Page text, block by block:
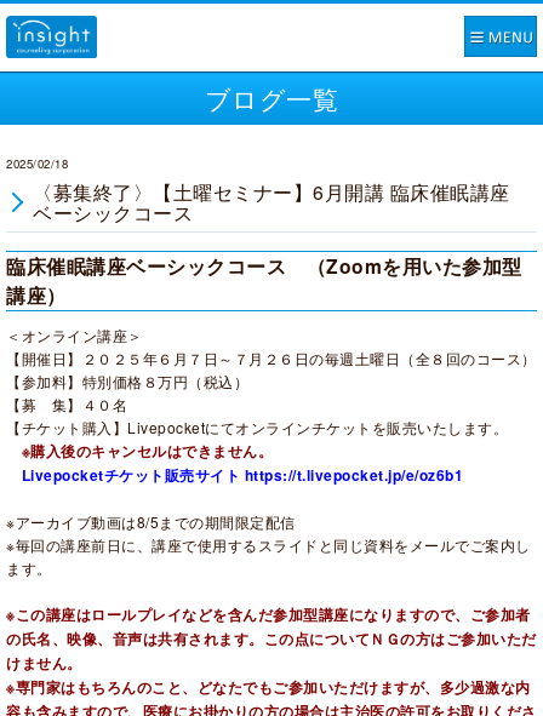
ブログ一覧
2025/02/18
〈募集終了〉【土曜セミナー】6月開講 臨床催眠講座
ベーシックコース
臨床催眠講座ベーシックコース （Zoomを用いた参加型
講座）
＜オンライン講座＞
【開催日】２０２５年６月７日～７月２６ 日の毎週土曜日（全８回のコース）
【参加料】特別価格８万円（税込）
【募 集】４０名
【チケット購入】Livepocketにてオンラインチケットを販売いたします。
※購入後のキャンセルはできません。
Livepocketチケット販売サイト https://t.livepocket.jp/e/oz6b1
※アーカイブ動画は8/5までの期間限定配信
※毎回の講座前日に、講座で使用するスライドと同じ資料をメールでご案内し
ます。
※この講座はロールプレイなどを含んだ参加型講座になりますので、ご参加者
の氏名、映像、音声は共有されます。この点についてＮＧの方はご参加いただ
けません。
※専門家はもちろんのこと、どなたでもご参加いただけますが、多少過激な内
容も含みますので、医療にお掛かりの方の場合は主治医の許可をお取りくださ